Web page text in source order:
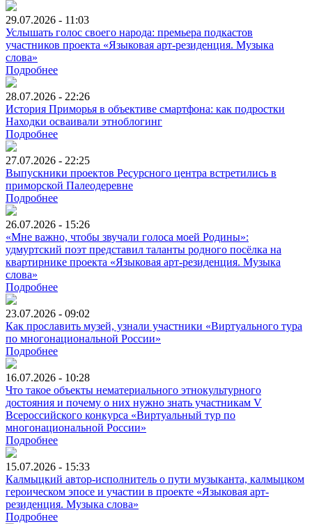
29.07.2026 - 11:03
Услышать голос своего народа: премьера подкастов
участников проекта «Языковая арт-резиденция. Музыка
слова»
Подробнее
28.07.2026 - 22:26
История Приморья в объективе смартфона: как подростки
Находки осваивали этноблогинг
Подробнее
27.07.2026 - 22:25
Выпускники проектов Ресурсного центра встретились в
приморской Палеодеревне
Подробнее
26.07.2026 - 15:26
«Мне важно, чтобы звучали голоса моей Родины»:
удмуртский поэт представил таланты родного посёлка на
квартирнике проекта «Языковая арт-резиденция. Музыка
слова»
Подробнее
23.07.2026 - 09:02
Как прославить музей, узнали участники «Виртуального тура
по многонациональной России»
Подробнее
16.07.2026 - 10:28
Что такое объекты нематериального этнокультурного
достояния и почему о них нужно знать участникам V
Всероссийского конкурса «Виртуальный тур по
многонациональной России»
Подробнее
15.07.2026 - 15:33
Калмыцкий автор-исполнитель о пути музыканта, калмыцком
героическом эпосе и участии в проекте «Языковая арт-
резиденция. Музыка слова»
Подробнее